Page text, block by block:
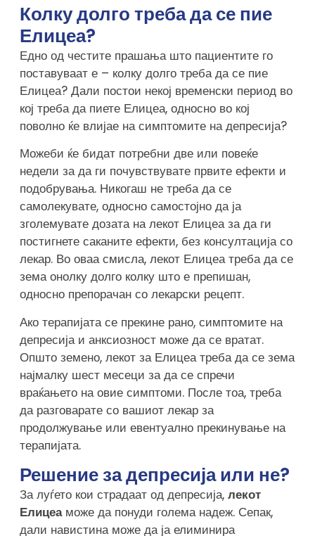
Колку долго треба да се пие
Елицеа?
Едно од честите прашања што пациентите го
поставуваат е – колку долго треба да се пие
Елицеа? Дали постои некој временски период во
кој треба да пиете Елицеа, односно во кој
поволно ќе влијае на симптомите на депресија?
Можеби ќе бидат потребни две или повеќе
недели за да ги почувствувате првите ефекти и
подобрувања. Никогаш не треба да се
самолекувате, односно самостојно да ја
зголемувате дозата на лекот Елицеа за да ги
постигнете саканите ефекти, без консултација со
лекар. Во оваа смисла, лекот Елицеа треба да се
зема онолку долго колку што е препишан,
односно препорачан со лекарски рецепт.
Ако терапијата се прекине рано, симптомите на
депресија и анксиозност може да се вратат.
Општо земено, лекот за Елицеа треба да се зема
најмалку шест месеци за да се спречи
враќањето на овие симптоми. После тоа, треба
да разговарате со вашиот лекар за
продолжување или евентуално прекинување на
терапијата.
Решение за депресија или не?
За луѓето кои страдаат од депресија, лекот
Елицеаможе да понуди голема надеж. Сепак,
дали навистина може да ја елиминира